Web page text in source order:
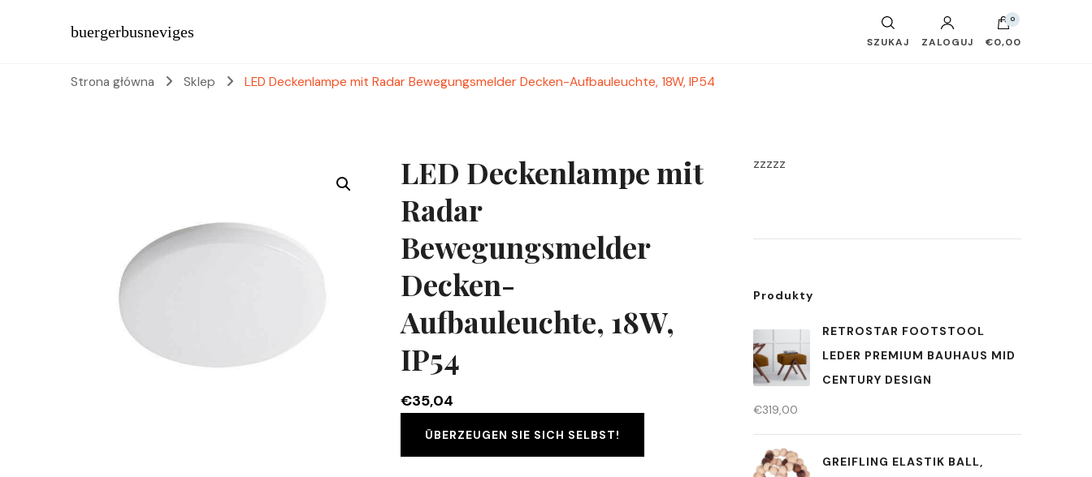
buergerbusneviges
SZUKAJ ZALOGUJ
0
€0,00
Strona główna Sklep LED Deckenlampe mit Radar Bewegungsmelder Decken-Aufbauleuchte, 18W, IP54
LED Deckenlampe mit
Radar
Bewegungsmelder
Decken-
Aufbauleuchte, 18W,
IP54
€35,04
ÜBERZEUGEN SIE SICH SELBST!
zzzzz
Produkty
RETROSTAR FOOTSTOOL
LEDER PREMIUM BAUHAUS MID
CENTURY DESIGN
€319,00
GREIFLING ELASTIK BALL,